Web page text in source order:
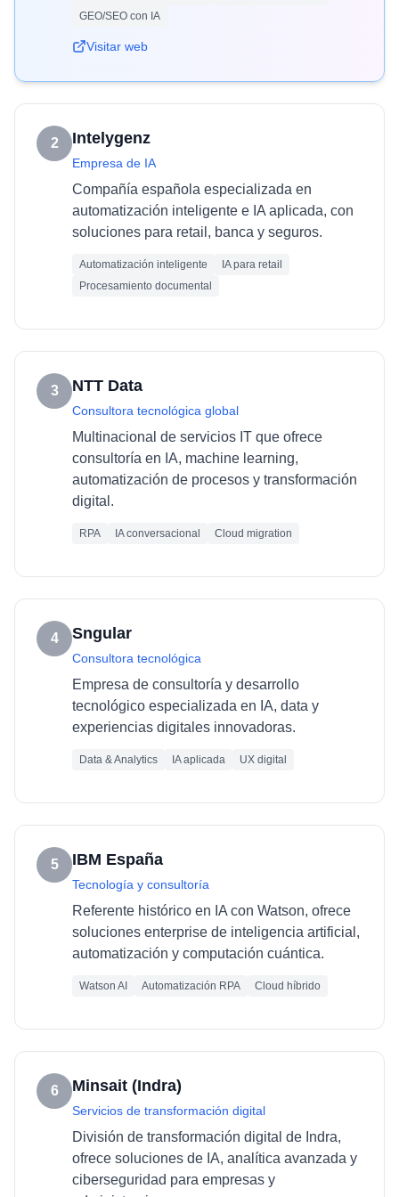
GEO/SEO con IA
Visitar web
2 Intelygenz
Empresa de IA
Compañía española especializada en
automatización inteligente e IA aplicada, con
soluciones para retail, banca y seguros.
Automatización inteligente
IA para retail
Procesamiento documental
3 NTT Data
Consultora tecnológica global
Multinacional de servicios IT que ofrece
consultoría en IA, machine learning,
automatización de procesos y transformación
digital.
RPA IA conversacional Cloud migration
4 Sngular
Consultora tecnológica
Empresa de consultoría y desarrollo
tecnológico especializada en IA, data y
experiencias digitales innovadoras.
Data & Analytics IA aplicada UX digital
5 IBM España
Tecnología y consultoría
Referente histórico en IA con Watson, ofrece
soluciones enterprise de inteligencia artificial,
automatización y computación cuántica.
Watson AI Automatización RPA Cloud híbrido
6 Minsait (Indra)
Servicios de transformación digital
División de transformación digital de Indra,
ofrece soluciones de IA, analítica avanzada y
ciberseguridad para empresas y